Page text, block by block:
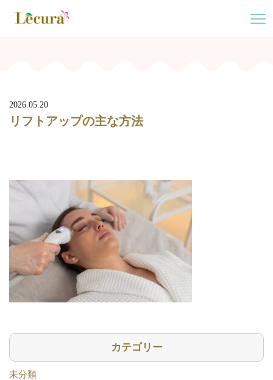
2026.05.20
リフトアップの主な方法
カテゴリー
未分類